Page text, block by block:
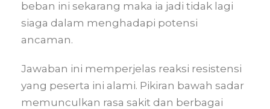
beban ini sekarang maka ia jadi tidak lagi
siaga dalam menghadapi potensi
ancaman.
Jawaban ini memperjelas reaksi resistensi
yang peserta ini alami. Pikiran bawah sadar
memunculkan rasa sakit dan berbagai